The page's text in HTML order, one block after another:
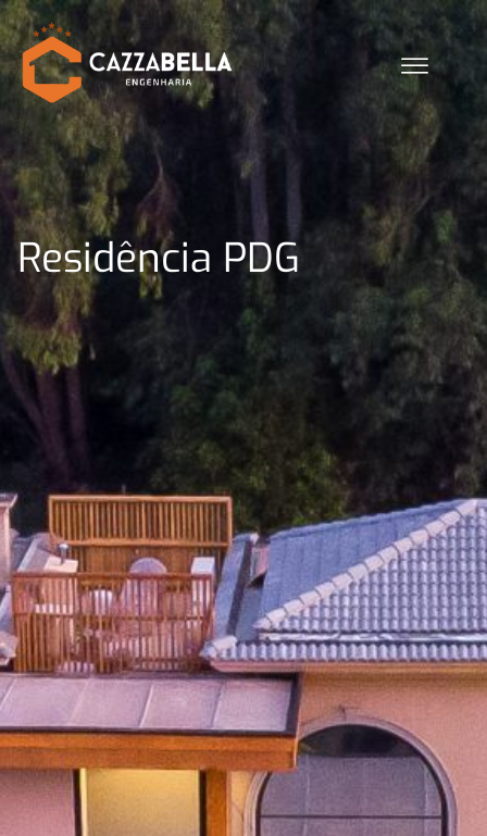
Ir
para
o
conteúdo
Residência PDG